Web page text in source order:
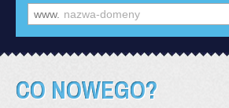
www.
CO NOWEGO?